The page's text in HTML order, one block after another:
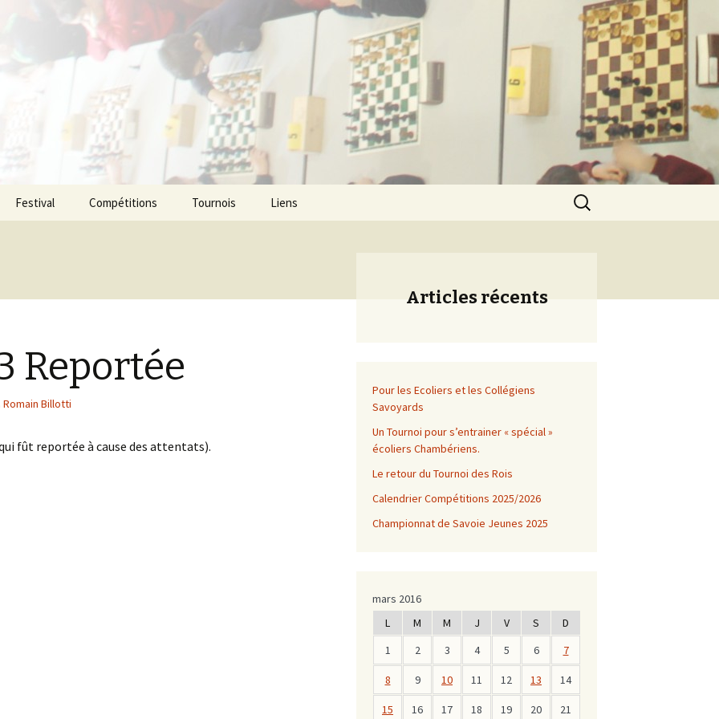
de l agglomération
Festival Compétitions Tournois Liens
Rechercher :
Reportée
Romain Billotti
fût reportée à cause des attentats).
Articles récents
Pour les Ecoliers et les Collégiens
Savoyards
Un Tournoi pour s’entrainer « spécial »
écoliers Chambériens.
Le retour du Tournoi des Rois
Calendrier Compétitions 2025/2026
Championnat de Savoie Jeunes 2025
mars 2016
L
M M J V S
D
1
2 3 4 5 6 7
8 9 10 11 12 13 14
15 16 17 18 19 20 21